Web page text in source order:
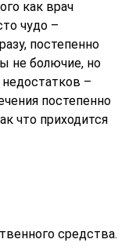
как врач
чудо –
постепенно
не болючие, но
–
постепенно
что приходится
средства.